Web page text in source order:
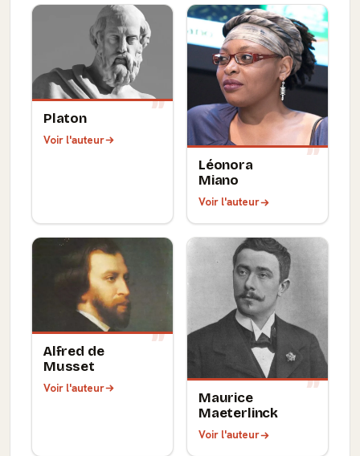
Platon
Voir l'auteur
Léonora
Miano
Voir l'auteur
Alfred de
Musset
Voir l'auteur
Maurice
Maeterlinck
Voir l'auteur